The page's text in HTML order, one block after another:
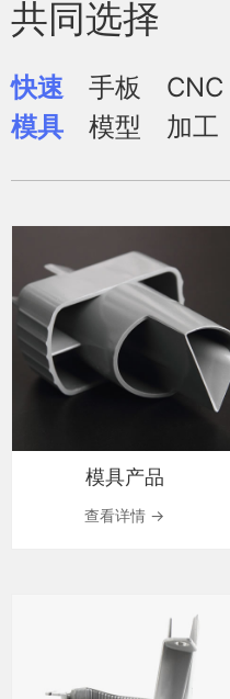
共同选择
快速
模具
手板
模型
CNC
加工
模具产品
查看详情 →